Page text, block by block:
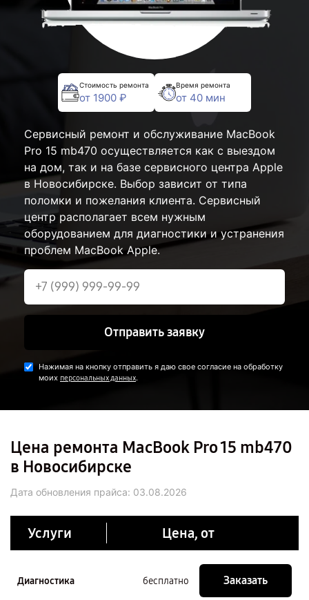
Стоимость ремонта
от 1900 ₽
Время ремонта
от 40 мин
Сервисный ремонт и обслуживание MacBook
Pro 15 mb470 осуществляется как с выездом
на дом, так и на базе сервисного центра Apple
в Новосибирске. Выбор зависит от типа
поломки и пожелания клиента. Сервисный
центр располагает всем нужным
оборудованием для диагностики и устранения
проблем MacBook Apple.
Отправить заявку
Нажимая на кнопку отправить я даю свое согласие на обработку
моих персональных данных.
Цена ремонта MacBook Pro 15 mb470
в Новосибирске
Дата обновления прайса: 03.08.2026
Услуги Цена, от
Диагностика бесплатно Заказать